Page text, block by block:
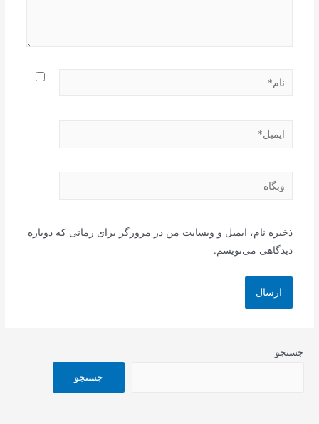
نام*
ایمیل*
وبگاه
ذخیره نام، ایمیل و وبسایت من در مرورگر برای زمانی که دوباره
دیدگاهی می‌نویسم.
جستجو
جستجو